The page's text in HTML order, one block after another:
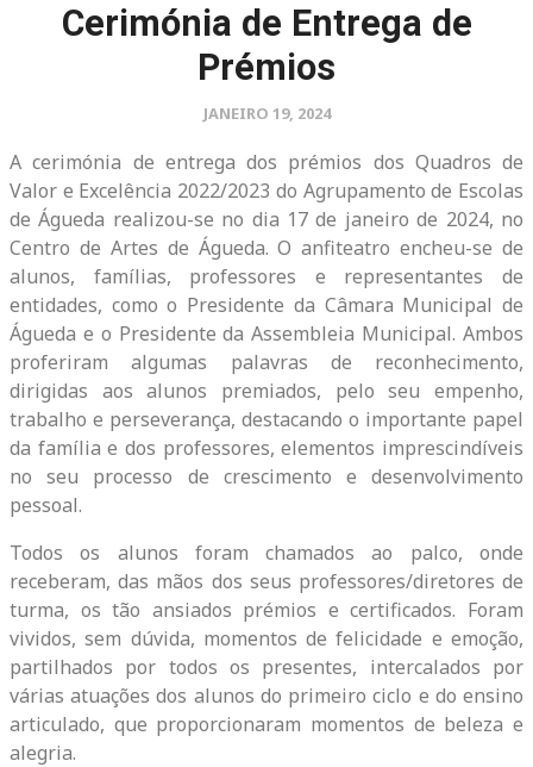
Cerimónia de Entrega de
Prémios
JANEIRO 19, 2024
A cerimónia de entrega dos prémios dos Quadros de
Valor e Excelência 2022/2023 do Agrupamento de Escolas
de Águeda realizou-se no dia 17 de janeiro de 2024, no
Centro de Artes de Águeda. O anfiteatro encheu-se de
alunos, famílias, professores e representantes de
entidades, como o Presidente da Câmara Municipal de
Águeda e o Presidente da Assembleia Municipal. Ambos
proferiram algumas palavras de reconhecimento,
dirigidas aos alunos premiados, pelo seu empenho,
trabalho e perseverança, destacando o importante papel
da família e dos professores, elementos imprescindíveis
no seu processo de crescimento e desenvolvimento
pessoal.
Todos os alunos foram chamados ao palco, onde
receberam, das mãos dos seus professores/diretores de
turma, os tão ansiados prémios e certificados. Foram
vividos, sem dúvida, momentos de felicidade e emoção,
partilhados por todos os presentes, intercalados por
várias atuações dos alunos do primeiro ciclo e do ensino
articulado, que proporcionaram momentos de beleza e
alegria.